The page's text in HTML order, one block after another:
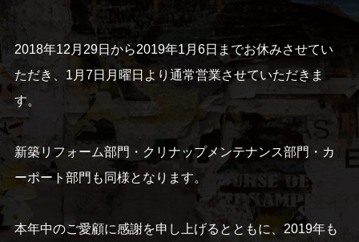
2018年12月29日から2019年1月6日までお休みさせてい
ただき、1月7日月曜日より通常営業させていただきま
す。
新築リフォーム部門・クリナップメンテナンス部門・カ
ーポート部門も同様となります。
本年中のご愛顧に感謝を申し上げるとともに、2019年も